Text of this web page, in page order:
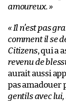
amoureux. »
« Il n’est pas
comment il se
Citizens, qui a
revenu de
aurait aussi
pas amadouer
gentils avec